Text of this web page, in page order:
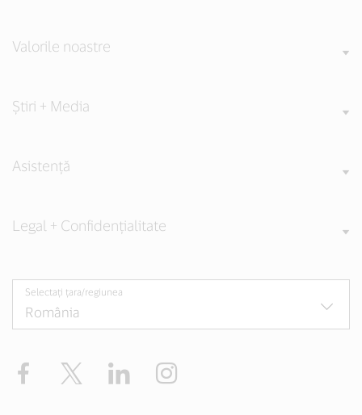
Valorile noastre
Știri + Media
Asistență
Legal + Confidențialitate
Selectați țara/regiunea
Facebook Twitter LinkedIn